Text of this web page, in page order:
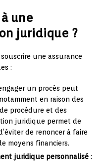
une
juridique ?
une assurance
:
un procès peut
en raison des
procédure et des
juridique permet de
de renoncer à faire
moyens financiers.
juridique personnalisé :